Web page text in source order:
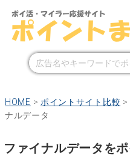
HOME > ポイントサイト比較 >
ナルデータ
ファイナルデータを